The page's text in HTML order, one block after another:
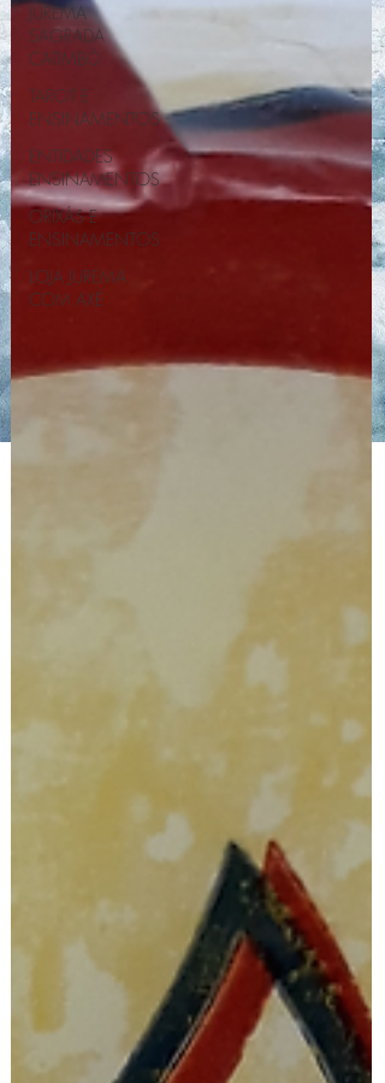
JUREMA
SAGRADA
CATIMBÓ
TAROT E
ENSINAMENTOS
ENTIDADES
ENSINAMENTOS
ORIXÁS E
ENSINAMENTOS
LOJA JUREMA
COM AXÉ